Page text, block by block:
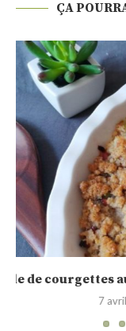
ÇA